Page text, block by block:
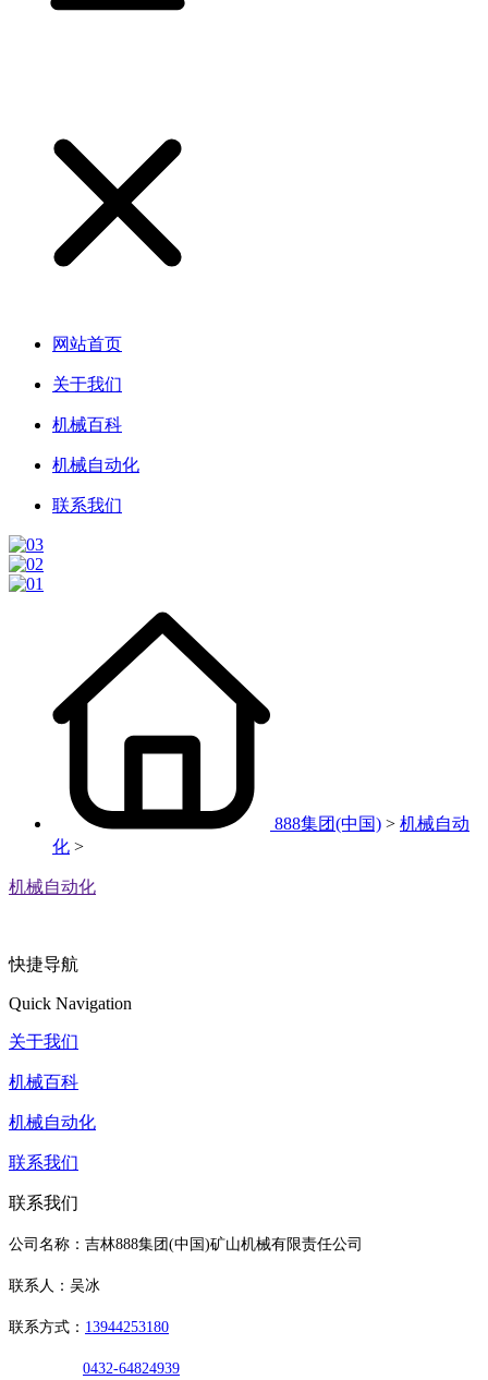
网站首页
关于我们
机械百科
机械自动化
联系我们
888集团(中国) > 机械自动
化 >
机械自动化
快捷导航
Quick Navigation
关于我们
机械百科
机械自动化
联系我们
联系我们
公司名称：吉林888集团(中国)矿山机械有限责任公司
联系人：吴冰
联系方式： 13944253180
0432-64824939